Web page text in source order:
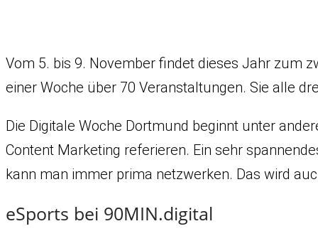
Vom 5. bis 9. November findet dieses Jahr zum
einer Woche über 70 Veranstaltungen. Sie alle
Die Digitale Woche Dortmund beginnt unter
Content Marketing referieren. Ein sehr
kann man immer prima netzwerken. Das wird
eSports bei 90MIN.digital